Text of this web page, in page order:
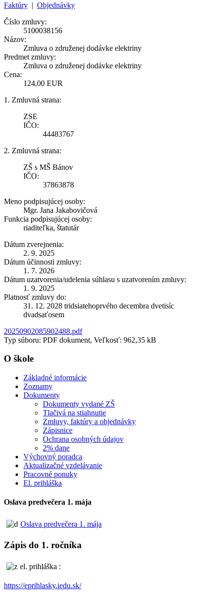
Faktúry | Objednávky
Číslo zmluvy:
5100038156
Názov:
Zmluva o združenej dodávke elektriny
Predmet zmluvy:
Zmluva o združenej dodávke elektriny
Cena:
124,00 EUR
1. Zmluvná strana:
ZSE
IČO:
44483767
2. Zmluvná strana:
ZŠ s MŠ Bánov
IČO:
37863878
Meno podpisujúcej osoby:
Mgr. Jana Jakabovičová
Funkcia podpisujúcej osoby:
riaditeľka, štatutár
Dátum zverejnenia:
2. 9. 2025
Dátum účinnosti zmluvy:
1. 7. 2026
Dátum uzatvorenia/udelenia súhlasu s uzatvorením zmluvy:
1. 9. 2025
Platnosť zmluvy do:
31. 12. 2028 tridsiatehoprvého decembra dvetisíc
dvadsaťosem
20250902085902488.pdf
Typ súboru: PDF dokument, Veľkosť: 962,35 kB
O škole
Základné informácie
Zoznamy
Dokumenty
Dokumenty vydané ZŠ
Tlačivá na stiahnutie
Zmluvy, faktúry a objednávky
Zápisnice
Ochrana osobných údajov
2% dane
Výchovný poradca
Aktualizačné vzdelávanie
Pracovné ponuky
El. prihláška
Oslava predvečera 1. mája
Oslava predvečera 1. mája
Zápis do 1. ročníka
el. prihláška :
https://eprihlasky.iedu.sk/